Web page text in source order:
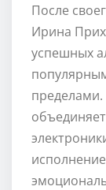
После
Ирина
успешных